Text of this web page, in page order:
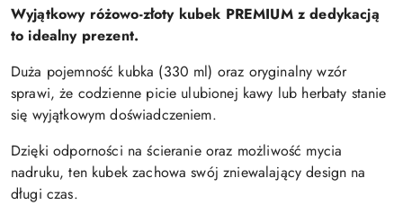
Wyjątkowy różowo-złoty kubek PREMIUM z dedykacją
to idealny prezent.
Duża pojemność kubka (330 ml) oraz oryginalny wzór
sprawi, że codzienne picie ulubionej kawy lub herbaty stanie
się wyjątkowym doświadczeniem.
Dzięki odporności na ścieranie oraz możliwość mycia
nadruku, ten kubek zachowa swój zniewalający design na
długi czas.